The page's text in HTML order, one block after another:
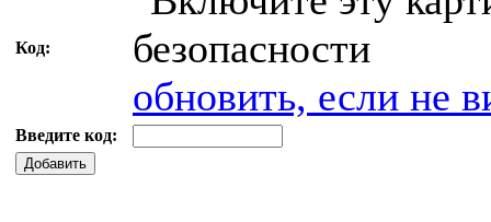
Код:
обновить, если не
Введите код:
Добавить